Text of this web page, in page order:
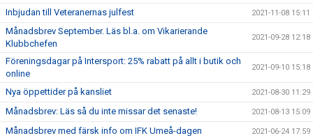
Inbjudan till Veteranernas julfest 2021-11-08 15:11
Månadsbrev September. Läs bl.a. om Vikarierande
Klubbchefen
2021-09-28 12:18
Föreningsdagar på Intersport: 25% rabatt på allt i butik och
online
2021-09-10 15:18
Nya öppettider på kansliet 2021-08-30 11:29
Månadsbrev: Läs så du inte missar det senaste! 2021-08-13 15:09
Månadsbrev med färsk info om IFK Umeå-dagen 2021-06-24 17:59